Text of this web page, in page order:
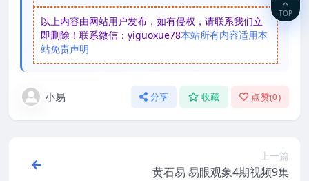
以上内容由网站用户发布，如有侵权，请联系我们立
即删除！联系微信：yiguoxue78本站所有内容适用本
站免责声明
小易 分享 收藏 点赞(0)
上一篇
黄石易 易眼观象4期视频9集
TOP